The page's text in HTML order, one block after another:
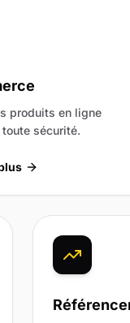
produits en ligne
sécurité.